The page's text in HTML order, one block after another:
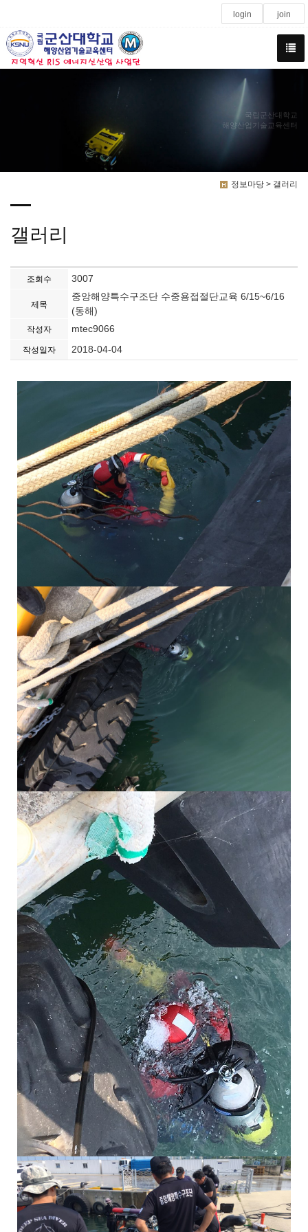
login join
국립군산대학교
해양산업기술교육센터
정보마당 > 갤러리
갤러리
조회수 3007
제목
중앙해양특수구조단 수중용접절단교육 6/15~6/16
(동해)
작성자 mtec9066
작성일자 2018-04-04